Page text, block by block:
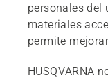
personales del
materiales
permite
HUSQVARNA